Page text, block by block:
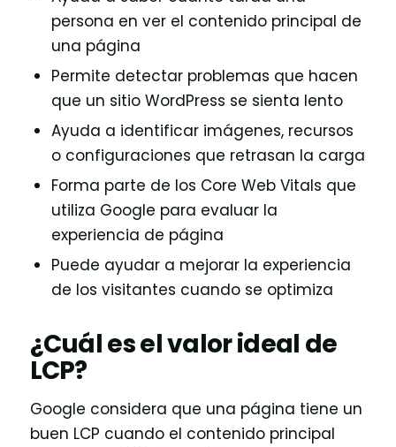
persona en ver el contenido principal de
una página
Permite detectar problemas que hacen
que un sitio WordPress se sienta lento
Ayuda a identificar imágenes, recursos
o configuraciones que retrasan la carga
Forma parte de los Core Web Vitals que
utiliza Google para evaluar la
experiencia de página
Puede ayudar a mejorar la experiencia
de los visitantes cuando se optimiza
¿Cuál es el valor ideal de
LCP?
Google considera que una página tiene un
buen LCP cuando el contenido principal